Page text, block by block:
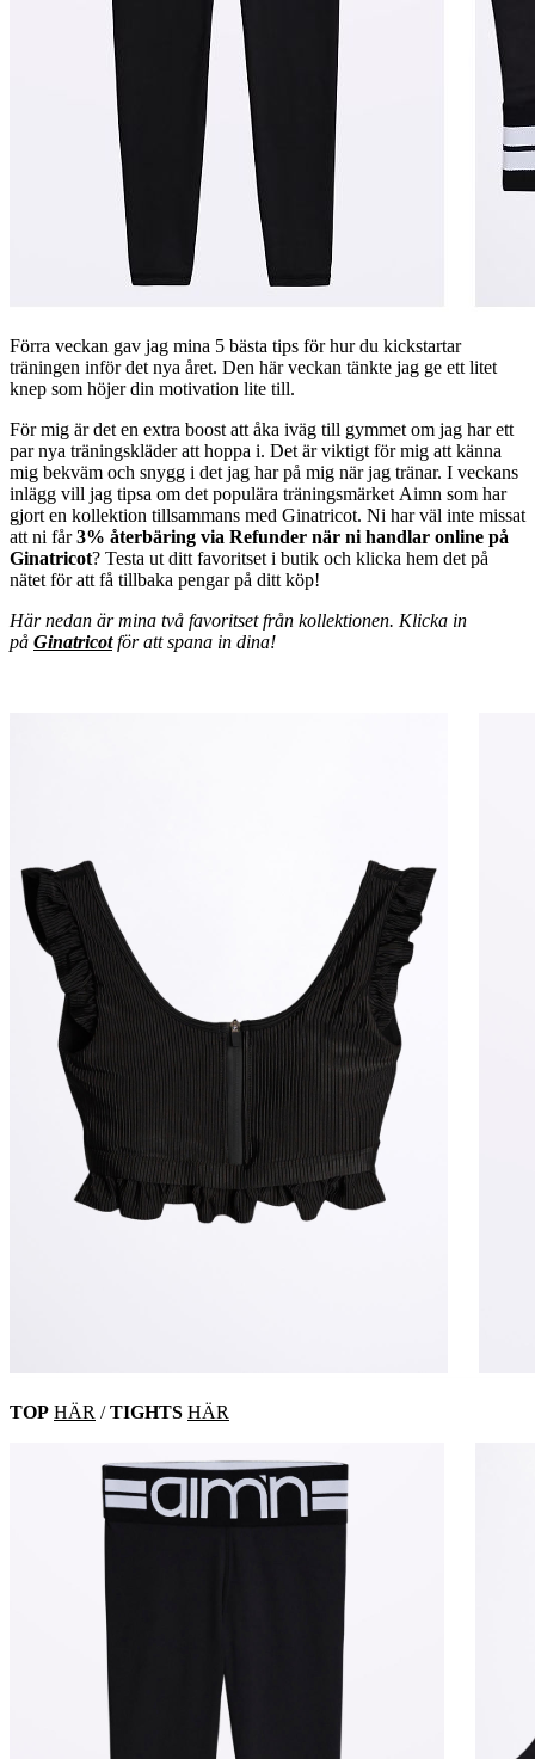
Förra veckan gav jag mina 5 bästa tips för hur du kickstartar
träningen inför det nya året. Den här veckan tänkte jag ge ett litet
knep som höjer din motivation lite till.
För mig är det en extra boost att åka iväg till gymmet om jag har ett
par nya träningskläder att hoppa i. Det är viktigt för mig att känna
mig bekväm och snygg i det jag har på mig när jag tränar. I veckans
inlägg vill jag tipsa om det populära träningsmärket Aimn som har
gjort en kollektion tillsammans med Ginatricot. Ni har väl inte missat
att ni får3% återbäring via Refunder när ni handlar online på
Ginatricot? Testa ut ditt favoritset i butik och klicka hem det på
nätet för att få tillbaka pengar på ditt köp!
Här nedan är mina två favoritset från kollektionen. Klicka in
på Ginatricot för att spana in dina!
TOP HÄR /TIGHTS HÄR